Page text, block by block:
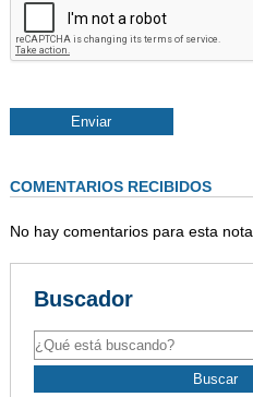
COMENTARIOS RECIBIDOS
No hay comentarios para esta nota.
Buscador